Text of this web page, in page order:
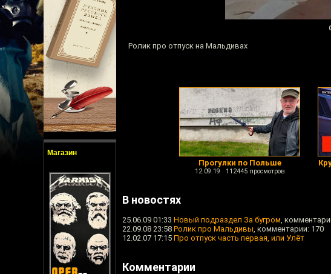
Магазин
Ролик про отпуск на Мальдивах
Прогулки по Польше
12.09.19 112445 просмотров
В новостях
25.06.09 01:33 Новый подраздел За бугром,
22.09.08 23:58 Ролик про Мальдивы, комментарии: 170
12.02.07 17:15 Про отпуск часть первая, или Улёт
Комментарии